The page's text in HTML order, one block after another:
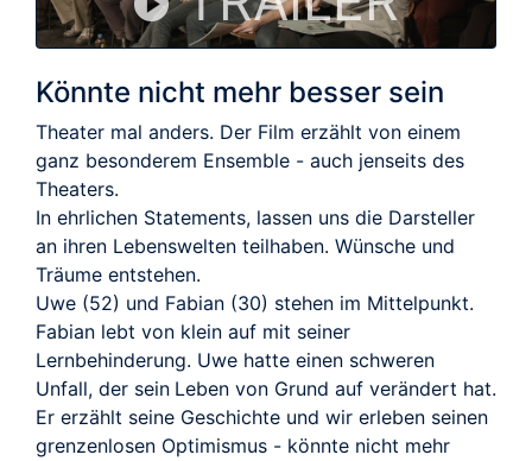
Könnte nicht mehr besser sein
Theater mal anders. Der Film erzählt von einem
ganz besonderem Ensemble - auch jenseits des
Theaters.
In ehrlichen Statements, lassen uns die Darsteller
an ihren Lebenswelten teilhaben. Wünsche und
Träume entstehen.
Uwe (52) und Fabian (30) stehen im Mittelpunkt.
Fabian lebt von klein auf mit seiner
Lernbehinderung. Uwe hatte einen schweren
Unfall, der sein Leben von Grund auf verändert hat.
Er erzählt seine Geschichte und wir erleben seinen
grenzenlosen Optimismus - könnte nicht mehr